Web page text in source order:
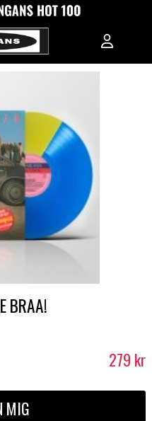
BRAA!
279 kr
MIG